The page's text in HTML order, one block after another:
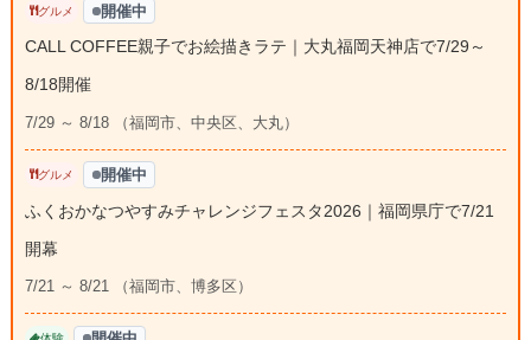
グルメ 開催中
CALL COFFEE親子でお絵描きラテ｜大丸福岡天神店で7/29～
8/18開催
7/29 ～ 8/18 （福岡市、中央区、大丸）
グルメ 開催中
ふくおかなつやすみチャレンジフェスタ2026｜福岡県庁で7/21
開幕
7/21 ～ 8/21 （福岡市、博多区）